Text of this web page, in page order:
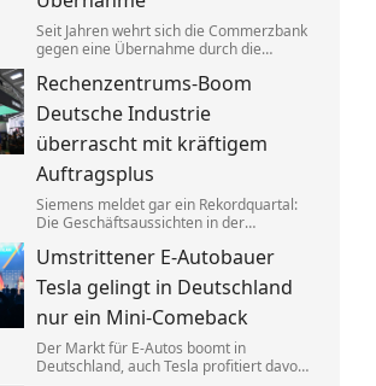
Seit Jahren wehrt sich die Commerzbank
gegen eine Übernahme durch die
kräftiger Gewinnsprung sorgt für neues
Selbstbewusstsein.
Rechenzentrums-Boom
Deutsche Industrie
überrascht mit kräftigem
Auftragsplus
Siemens meldet gar ein Rekordquartal:
Die Geschäftsaussichten in der
spürbar verbessert. Dahinter stecken
jedoch vor allem Großaufträge, teils auch
aus Übersee.
Umstrittener E-Autobauer
Tesla gelingt in Deutschland
nur ein Mini-Comeback
Der Markt für E-Autos boomt in
Deutschland, auch Tesla profitiert davon.